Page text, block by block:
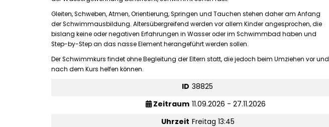
Gleiten, Schweben, Atmen, Orientierung, Springen und Tauchen stehen daher am Anfang
der Schwimmausbildung. Altersübergreifend werden vor allem Kinder angesprochen, die
bislang keine oder negativen Erfahrungen in Wasser oder im Schwimmbad haben und
Step-by-Step an das nasse Element herangeführt werden sollen.
Der Schwimmkurs findet ohne Begleitung der Eltern statt, die jedoch beim Umziehen vor und
nach dem Kurs helfen können.
ID 38825
Zeitraum 11.09.2026 - 27.11.2026
Uhrzeit Freitag 13:45